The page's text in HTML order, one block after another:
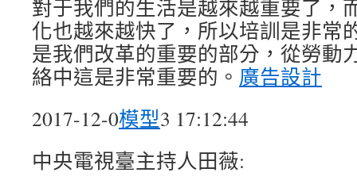
對于我們的生活是越來越重要了，
化也越來越快了，所以培訓是非常
是我們改革的重要的部分，從勞動
絡中這是非常重要的。 廣告設計
2017-12-0模型3 17:12:44
中央電視臺主持人田薇: